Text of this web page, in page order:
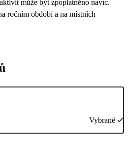
může být zpoplatněno navíc.
ročním období a na místních
Vybrané